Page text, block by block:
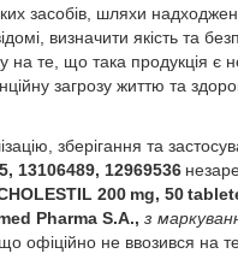
засобів, шляхи
визначити якість та
на те, що така продукція є
загрозу життю та
зберігання та
13106489, 12969536
200 mg, 50
Pharma S.A., з
що офіційно не ввозився на